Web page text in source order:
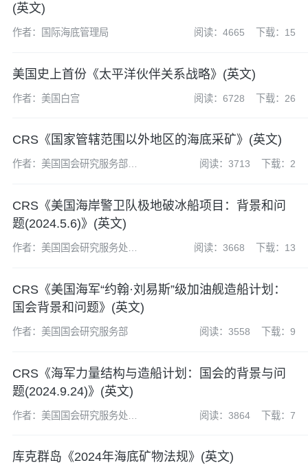
(英文)
作者：国际海底管理局 阅读：4665 下载：15
美国史上首份《太平洋伙伴关系战略》(英文)
作者：美国白宫 阅读：6728 下载：26
CRS《国家管辖范围以外地区的海底采矿》(英文)
作者：美国国会研究服务部
阅读：3713 下载：2
CRS《美国海岸警卫队极地破冰船项目：背景和问
题(2024.5.6)》(英文)
作者：美国国会研究服务处
阅读：3668 下载：13
CRS《美国海军“约翰·刘易斯”级加油舰造船计划：
国会背景和问题》(英文)
作者：美国国会研究服务部 阅读：3558 下载：9
CRS《海军力量结构与造船计划：国会的背景与问
题(2024.9.24)》(英文)
作者：美国国会研究服务处
阅读：3864 下载：7
库克群岛《2024年海底矿物法规》(英文)